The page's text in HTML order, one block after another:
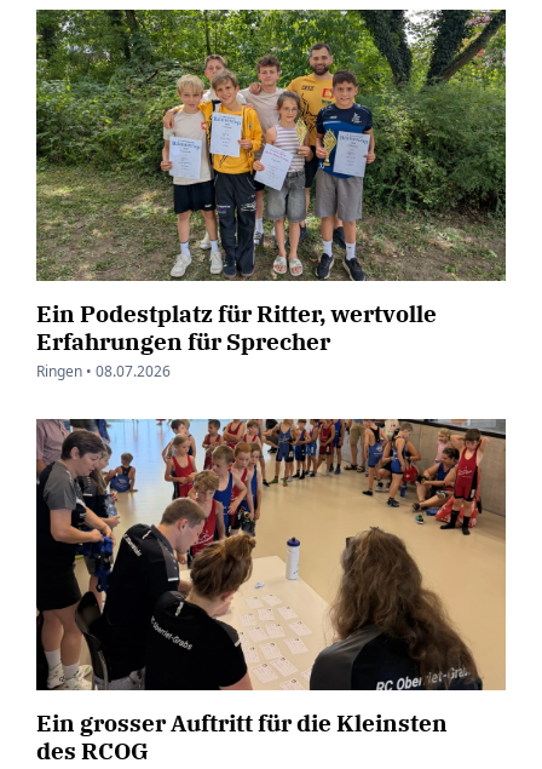
Ein Podestplatz für Ritter, wertvolle
Erfahrungen für Sprecher
Ringen • 08.07.2026
Ein grosser Auftritt für die Kleinsten
des RCOG